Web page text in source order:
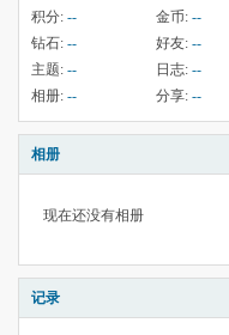
积分: -- 金币: --
钻石: -- 好友: --
主题: -- 日志: --
相册: -- 分享: --
相册
现在还没有相册
记录